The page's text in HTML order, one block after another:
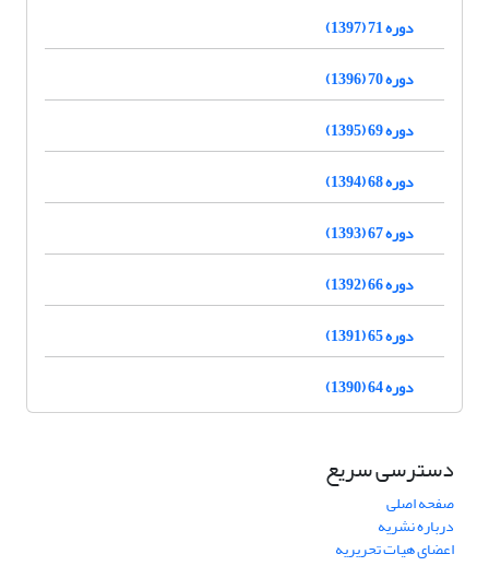
دوره 71 (1397)
دوره 70 (1396)
دوره 69 (1395)
دوره 68 (1394)
دوره 67 (1393)
دوره 66 (1392)
دوره 65 (1391)
دوره 64 (1390)
دسترسی سریع
صفحه اصلی
درباره نشریه
اعضای هیات تحریریه